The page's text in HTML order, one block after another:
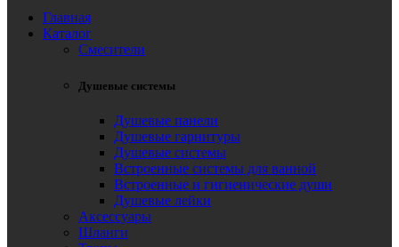
Главная
Каталог
Смесители
Душевые системы
Душевые панели
Душевые гарнитуры
Душевые системы
Встроенные системы для ванной
Встроенные и гигиенические души
Душевые лейки
Аксессуары
Шланги